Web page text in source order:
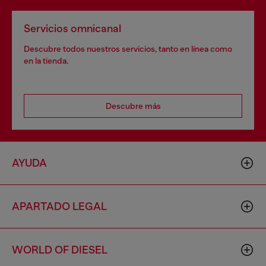
Servicios omnicanal
Descubre todos nuestros servicios, tanto en línea como
en la tienda.
Descubre más
AYUDA
APARTADO LEGAL
WORLD OF DIESEL